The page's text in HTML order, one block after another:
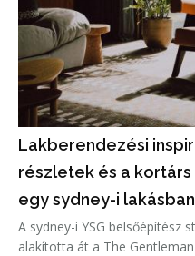
Lakberendezési
részletek és a
egy sydney-i lakásban
A sydney-i YSG belsőépítész
alakította át a The